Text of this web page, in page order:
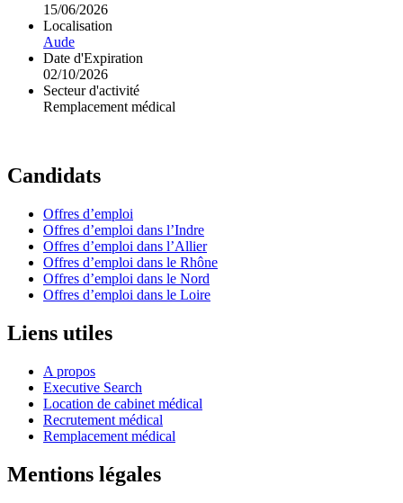
15/06/2026
Localisation
Aude
Date d'Expiration
02/10/2026
Secteur d'activité
Remplacement médical
Candidats
Offres d’emploi
Offres d’emploi dans l’Indre
Offres d’emploi dans l’Allier
Offres d’emploi dans le Rhône
Offres d’emploi dans le Nord
Offres d’emploi dans le Loire
Liens utiles
A propos
Executive Search
Location de cabinet médical
Recrutement médical
Remplacement médical
Mentions légales